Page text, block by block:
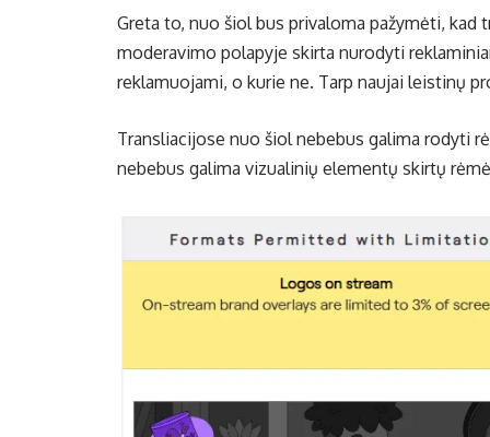
Greta to, nuo šiol bus privaloma pažymėti, kad
moderavimo polapyje skirta nurodyti
reklamuojami, o kurie ne. Tarp naujai leistinų
Transliacijose nuo šiol nebebus galima rodyti
nebebus galima vizualinių elementų skirtų